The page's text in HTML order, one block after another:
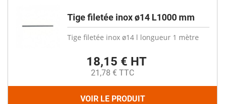
Tige filetée inox ø14 L1000 mm
Tige filetée inox ø14 l longueur 1 mètre
18,15 € HT
21,78 € TTC
VOIR LE PRODUIT